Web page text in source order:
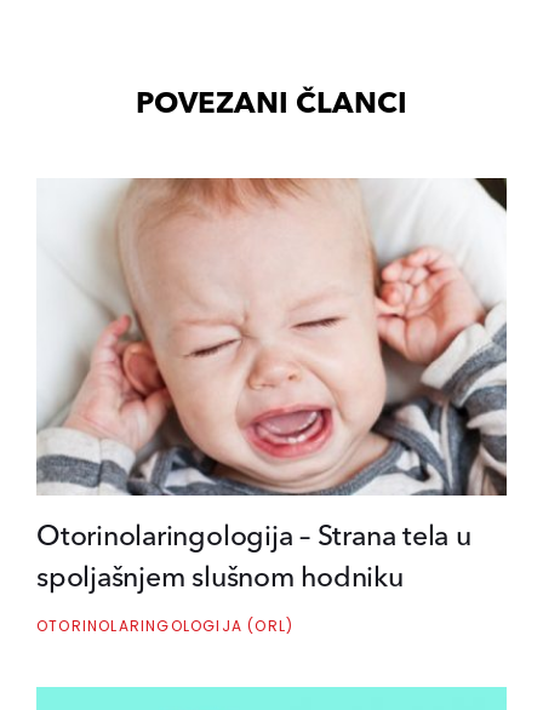
POVEZANI ČLANCI
Otorinolaringologija – Strana tela u
spoljašnjem slušnom hodniku
OTORINOLARINGOLOGIJA (ORL)